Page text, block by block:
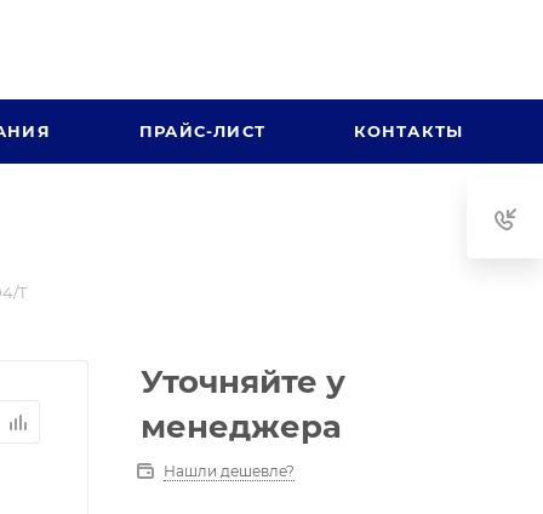
ПРАЙС-ЛИСТ КОНТАКТЫ
T
Уточняйте у
менеджера
Нашли дешевле?